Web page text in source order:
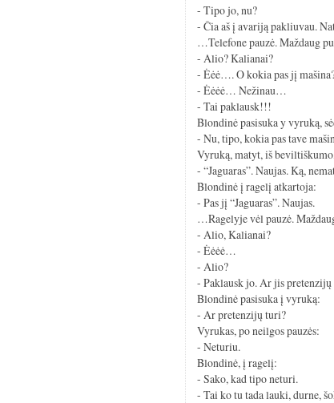
- Tipo jo, nu?
- Čia aš į avariją pakliuvau.
…Telefone pauzė. Maždaug
- Alio? Kalianai?
- Ėėė…. O kokia pas jį
- Ėėėė… Nežinau…
- Tai paklausk!!!
Blondinė pasisuka y vyruką,
- Nu, tipo, kokia pas tave
Vyruką, matyt, iš
- “Jaguaras”. Naujas. Ką,
Blondinė į ragelį atkartoja:
- Pas jį “Jaguaras”. Naujas.
…Ragelyje vėl pauzė.
- Alio, Kalianai?
- Ėėėė…
- Alio?
- Paklausk jo. Ar jis
Blondinė pasisuka į vyruką:
- Ar pretenzijų turi?
Vyrukas, po neilgos pauzės:
- Neturiu.
Blondinė, į ragelį:
- Sako, kad tipo neturi.
- Tai ko tu tada lauki, durne,